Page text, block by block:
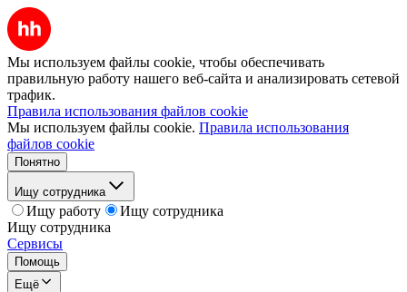
Мы используем файлы cookie, чтобы обеспечивать
правильную работу нашего веб-сайта и анализировать сетевой
трафик.
Правила использования файлов cookie
Мы используем файлы cookie. Правила использования
файлов cookie
Понятно
Ищу сотрудника
Ищу работу
Ищу сотрудника
Ищу сотрудника
Сервисы
Помощь
Ещё